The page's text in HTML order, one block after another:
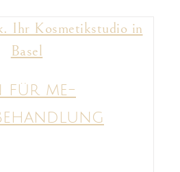
für me-